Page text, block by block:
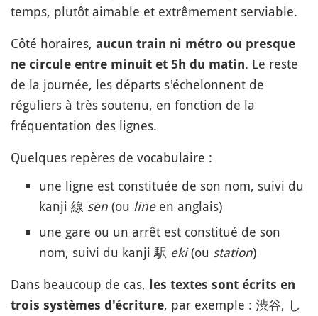
temps, plutôt aimable et extrêmement serviable.
Côté horaires, aucun train ni métro ou presque
ne circule entre minuit et 5h du matin. Le reste
de la journée, les départs s'échelonnent de
réguliers à très soutenu, en fonction de la
fréquentation des lignes.
Quelques repères de vocabulaire :
une ligne est constituée de son nom, suivi du
kanji 線 sen (ou line en anglais)
une gare ou un arrêt est constitué de son
nom, suivi du kanji 駅 eki(ou station)
Dans beaucoup de cas,
les textes sont écrits en
trois systèmes d'écriture, par exemple : 渋谷, し